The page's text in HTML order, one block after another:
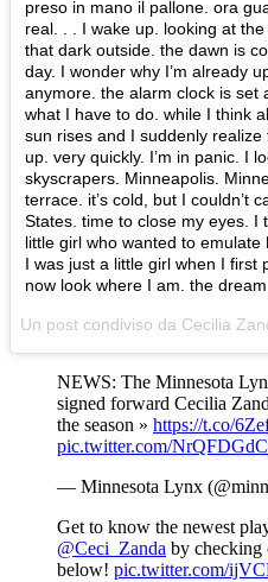
preso in mano il pallone. ora
real. . . I wake up. looking at
that dark outside. the dawn is
day. I wonder why I’m already
anymore. the alarm clock is set
what I have to do. while I think
sun rises and I suddenly
up. very quickly. I’m in panic. I
skyscrapers. Minneapolis.
terrace. it’s cold, but I couldn’t
States. time to close my eyes. I
little girl who wanted to
I was just a little girl when I first
now look where I am. the
Un post condiviso da Cecilia
NEWS: The Minnesota
signed forward Cecilia
the season » https://t.co/
pic.twitter.com/
— Minnesota Lynx
Get to know the newest
@Ceci_Zanda by checking
below! pic.twitter.com/